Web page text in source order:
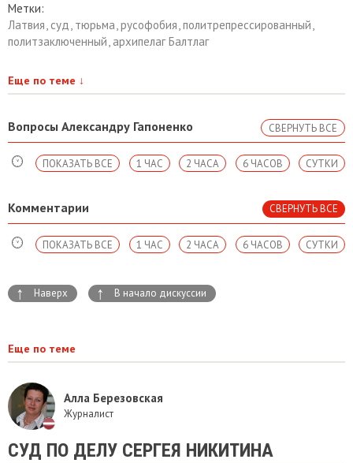
Метки:
Латвия, суд, тюрьма,русофобия,политрепрессированный,
политзаключенный, архипелаг Балтлаг
Еще по теме ↓
Вопросы Александру Гапоненко СВЕРНУТЬ ВСЕ
СУТКИ
6 ЧАСОВ
2 ЧАСА
1 ЧАС
ПОКАЗАТЬ ВСЕ
Комментарии СВЕРНУТЬ ВСЕ
СУТКИ
6 ЧАСОВ
2 ЧАСА
1 ЧАС
ПОКАЗАТЬ ВСЕ
↑ Наверх ↑ В начало дискуссии
Еще по теме
Алла Березовская
Журналист
СУД ПО ДЕЛУ СЕРГЕЯ НИКИТИНА